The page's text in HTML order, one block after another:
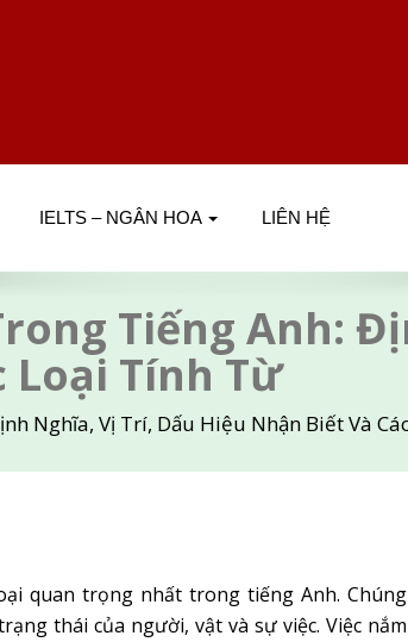
IELTS – NGÂN HOA LIÊN HỆ
Tiếng Anh:
Loại Tính Từ
Nghĩa, Vị Trí, Dấu Hiệu Nhận Biết Và
quan trọng nhất trong tiếng Anh. Chúng
thái của người, vật và sự việc. Việc nắm